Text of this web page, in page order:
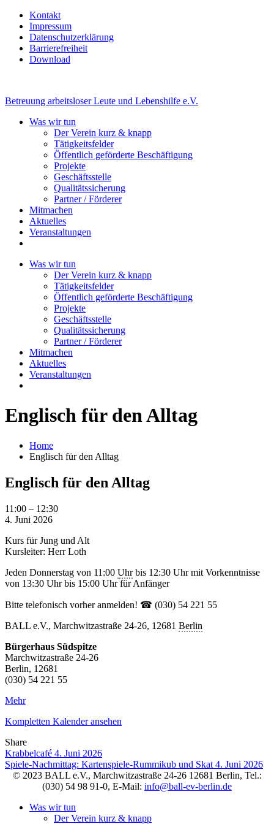
Kontakt
Impressum
Datenschutzerklärung
Barrierefreiheit
Download
Betreuung arbeitsloser Leute und Lebenshilfe e.V.
Was wir tun
Der Verein kurz & knapp
Tätigkeitsfelder
Öffentlich geförderte Beschäftigung
Projekte
Geschäftsstelle
Qualitätssicherung
Partner / Förderer
Mitmachen
Aktuelles
Veranstaltungen
Was wir tun
Der Verein kurz & knapp
Tätigkeitsfelder
Öffentlich geförderte Beschäftigung
Projekte
Geschäftsstelle
Qualitätssicherung
Partner / Förderer
Mitmachen
Aktuelles
Veranstaltungen
Englisch für den Alltag
Home
Englisch für den Alltag
Englisch für den Alltag
Englisch
für
Alltag
11:00 – 12:30
4. Juni 2026
Kurs für Jung und Alt
Kursleiter: Herr Loth
Jeden Donnerstag von 11:00 Uhrbis 12:30 Uhr mit Vorkenntnisse
von 13:30 Uhr bis 15:00 Uhr für Anfänger
Bitte telefonisch vorher anmelden! ☎ (030) 54 221 55
BALL e.V., Marchwitzastraße 24-26, 12681 Berlin
Bürgerhaus Südspitze
Marchwitzastraße 24-26
Berlin, 12681
(030) 54 221 55
Mehr
Kompletten Kalender ansehen
Share
Facebook
Twitter
LinkedIn
Pinterest
Stumbleupon
Email
Krabbelcafé 4. Juni 2026
Spiele-Nachmittag: Kartenspiele-Rummikub und Skat 4. Juni 2026
© 2023 BALL e.V., Marchwitzastraße 24-26 12681 Berlin, Tel.:
(030) 54 98 91-0, E-Mail: info@ball-ev-berlin.de
Was wir tun
Der Verein kurz & knapp